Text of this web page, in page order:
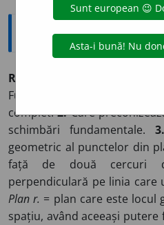
Enciclopedice
RADICÁL, -Ă
Fundamental, esențial, de
complet.2.Care
schimbări fundamentale. 3.
geometric al punctelor din
față de două cercuri
perpendiculară pe linia care
Plan r. = plan care este locul
spațiu, având aceeași